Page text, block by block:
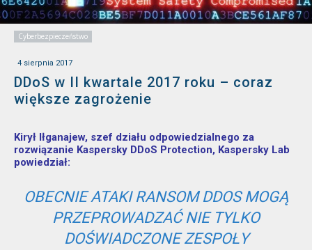
Cyberbezpieczeństwo
4 sierpnia 2017
DDoS w II kwartale 2017 roku – coraz
większe zagrożenie
Kirył Iłganajew, szef działu odpowiedzialnego za
rozwiązanie Kaspersky DDoS Protection, Kaspersky Lab
powiedział:
OBECNIE ATAKI RANSOM DDOS MOGĄ
PRZEPROWADZAĆ NIE TYLKO
DOŚWIADCZONE ZESPOŁY